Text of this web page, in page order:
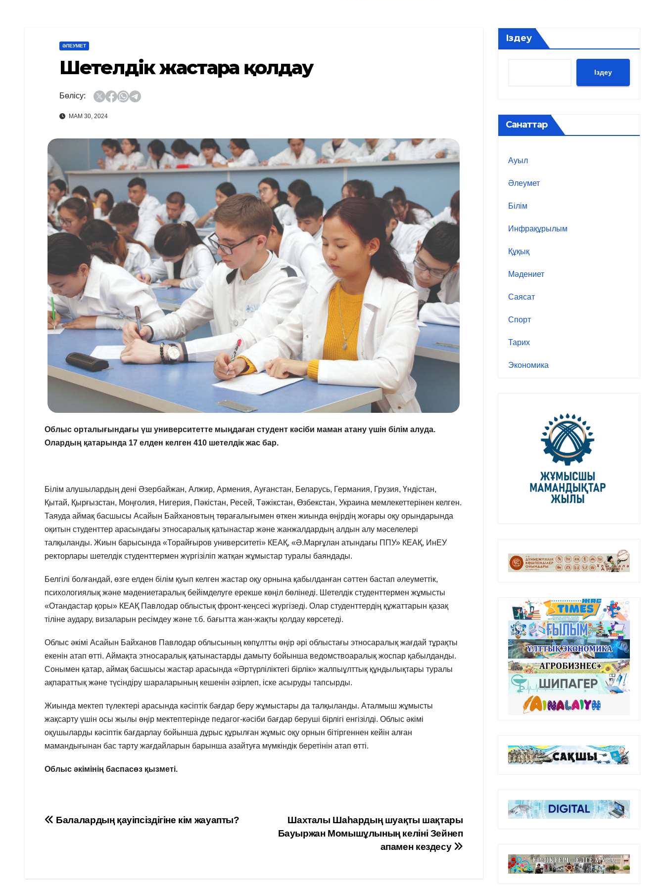
ӘЛЕУМЕТ
Шетелдік жастарға қолдау
Бөлісу:
МАМ 30, 2024
Облыс орталығындағы үш университетте мыңдаған студент кәсіби маман атану үшін білім алуда.
Олардың қатарында 17 елден келген 410 шетелдік жас бар.
Білім алушылардың дені Әзербайжан, Алжир, Армения, Ауғанстан, Беларусь, Германия, Грузия, Үндістан,
Қытай, Қырғызстан, Моңғолия, Нигерия, Пәкістан, Ресей, Тәжікстан, Өзбекстан, Украина мемлекеттерінен келген.
Таяуда аймақ басшысы Асайын Байхановтың төрағалығымен өткен жиында өңірдің жоғары оқу орындарында
оқитын студенттер арасындағы этносаралық қатынастар және жанжалдардың алдын алу мәселелері
талқыланды. Жиын барысында «Торайғыров университеті» КЕАҚ, «Ә.Марғұлан атындағы ППУ» КЕАҚ, ИнЕУ
ректорлары шетелдік студенттермен жүргізіліп жатқан жұмыстар туралы баяндады.
Белгілі болғандай, өзге елден білім қуып келген жастар оқу орнына қабылданған сәттен бастап әлеуметтік,
психологиялық және мәдениетаралық бейімделуге ерекше көңіл бөлінеді. Шетелдік студенттермен жұмысты
«Отандастар қоры» КЕАҚ Павлодар облыстық фронт-кеңсесі жүргізеді. Олар студенттердің құжаттарын қазақ
тіліне аудару, визаларын ресімдеу және т.б. бағытта жан-жақты қолдау көрсетеді.
Облыс әкімі Асайын Байханов Павлодар облысының көпұлтты өңір әрі облыстағы этносаралық жағдай тұрақты
екенін атап өтті. Аймақта этносаралық қатынастарды дамыту бойынша ведомствоаралық жоспар қабылданды.
Сонымен қатар, аймақ басшысы жастар арасында «Әртүрліліктегі бірлік» жалпыұлттық құндылықтары туралы
ақпараттық және түсіндіру шараларының кешенін әзірлеп, іске асыруды тапсырды.
Жиында мектеп түлектері арасында кәсіптік бағдар беру жұмыстары да талқыланды. Аталмыш жұмысты
жақсарту үшін осы жылы өңір мектептерінде педагог-кәсіби бағдар беруші бірлігі енгізілді. Облыс әкімі
оқушыларды кәсіптік бағдарлау бойынша дұрыс құрылған жұмыс оқу орнын бітіргеннен кейін алған
мамандығынан бас тарту жағдайларын барынша азайтуға мүмкіндік беретінін атап өтті.
Облыс әкімінің баспасөз қызметі.
Навигация
Шахталы Шаһардың шуақты шақтары
Бауыржан Момышұлының келіні Зейнеп
апамен кездесу
Балалардың қауіпсіздігіне кім жауапты?
Іздеу
Іздеу
Санаттар
Ауыл
Әлеумет
Білім
Инфрақұрылым
Құқық
Мәдениет
Саясат
Спорт
Тарих
Экономика